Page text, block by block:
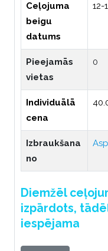
Ceļojuma
beigu
datums
12-
Pieejamās
vietas
0
Individuālā
cena
Izbraukšana
no
Diemžēl
izpārdots,
iespējama